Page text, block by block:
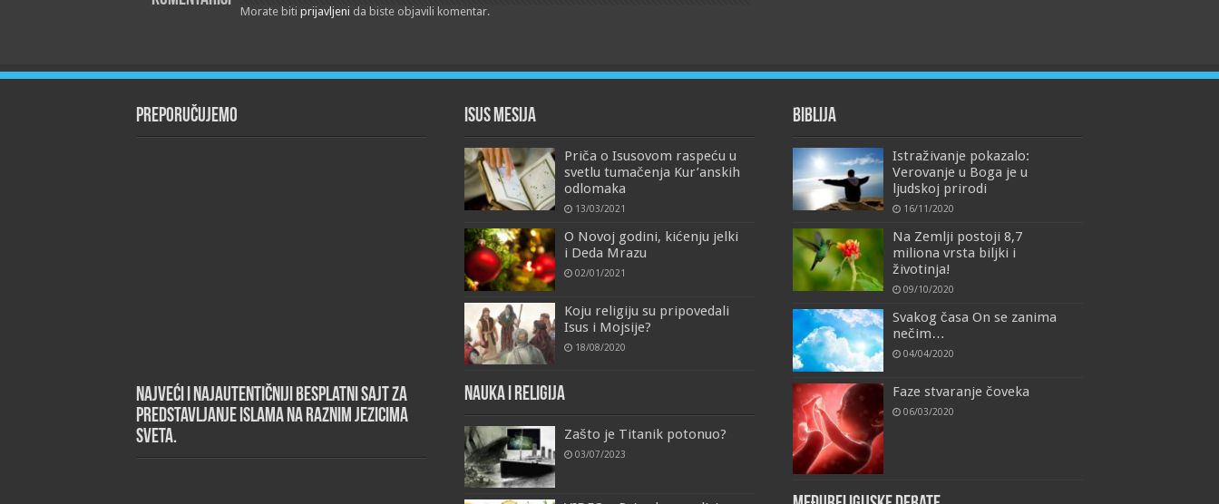
Morate biti prijavljeni da biste objavili komentar.
Preporučujemo
Najveći i najautentičniji besplatni sajt za
predstavljanje islama na raznim jezicima
sveta.
Isus Mesija
Priča o Isusovom raspeću u
svetlu tumačenja Kur’anskih
odlomaka
13/03/2021
O Novoj godini, kićenju jelki
i Deda Mrazu
02/01/2021
Koju religiju su pripovedali
Isus i Mojsije?
18/08/2020
Nauka i religija
Zašto je Titanik potonuo?
03/07/2023
Biblija
Istraživanje pokazalo:
Verovanje u Boga je u
ljudskoj prirodi
16/11/2020
Na Zemlji postoji 8,7
miliona vrsta biljki i
životinja!
09/10/2020
Svakog časa On se zanima
nečim…
04/04/2020
Faze stvaranje čoveka
06/03/2020